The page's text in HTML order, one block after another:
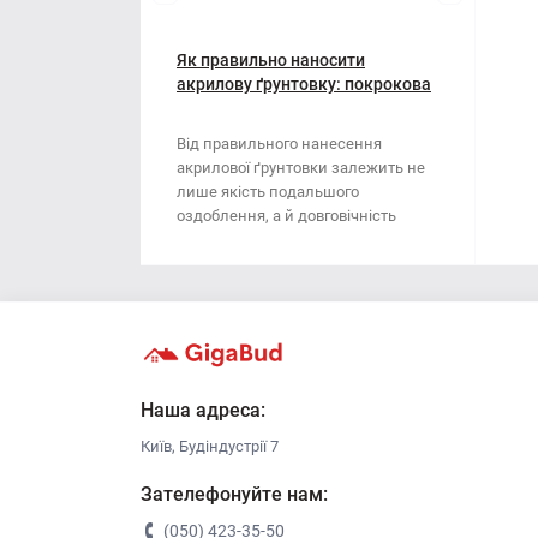
Наждачний папір
Стрічка
Викрутка
Губки для шліфування
Кліщі
Ключі
Лопата
Як правильно наносити
акрилову ґрунтовку: покрокова
Від правильного нанесення
акрилової ґрунтовки залежить не
лише якість подальшого
оздоблення, а й довговічність
Наша адреса:
Київ, Будіндустрії 7
Зателефонуйте нам:
(050) 423-35-50